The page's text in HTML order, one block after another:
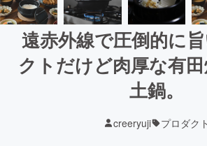
遠赤外線で圧倒的に
クトだけど肉厚な有
土鍋。
creeryuji プロダクト